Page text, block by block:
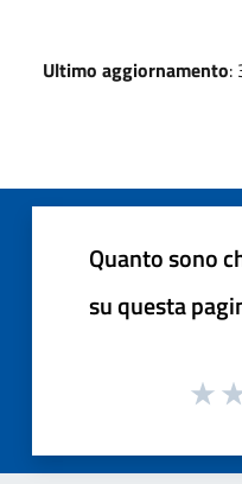
Ultimo aggiornamento:
Quanto sono
su questa